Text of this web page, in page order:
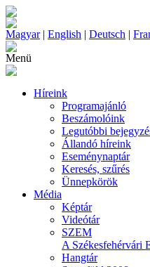
Magyar| English | Deutsch |
Menü
Híreink
Programajánló
Beszámolóink
Legutóbbi
Állandó híreink
Eseménynaptár
Keresés, szűrés
Ünnepkörök
Média
Képtár
Videótár
SZEM
A Székesfehérvári
Hangtár